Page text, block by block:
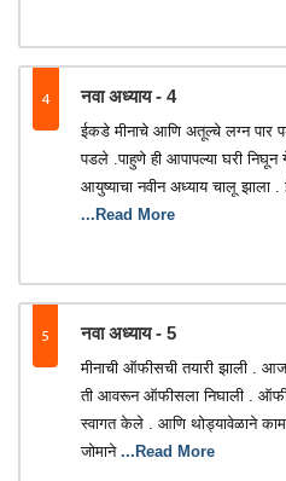
4 नवा अध्याय - 4
ईकडे मीनाचे आणि अतूल्चे लग्न पार
पडले .पाहुणे ही आपापल्या घरी
आयुष्याचा नवीन अध्याय चालू झाला
...Read More
5 नवा अध्याय - 5
मीनाची ऑफीसची तयारी झाली .
ती आवरून ऑफीसला निघाली .
स्वागत केले . आणि थोड्यावेळाने
जोमाने ...Read More